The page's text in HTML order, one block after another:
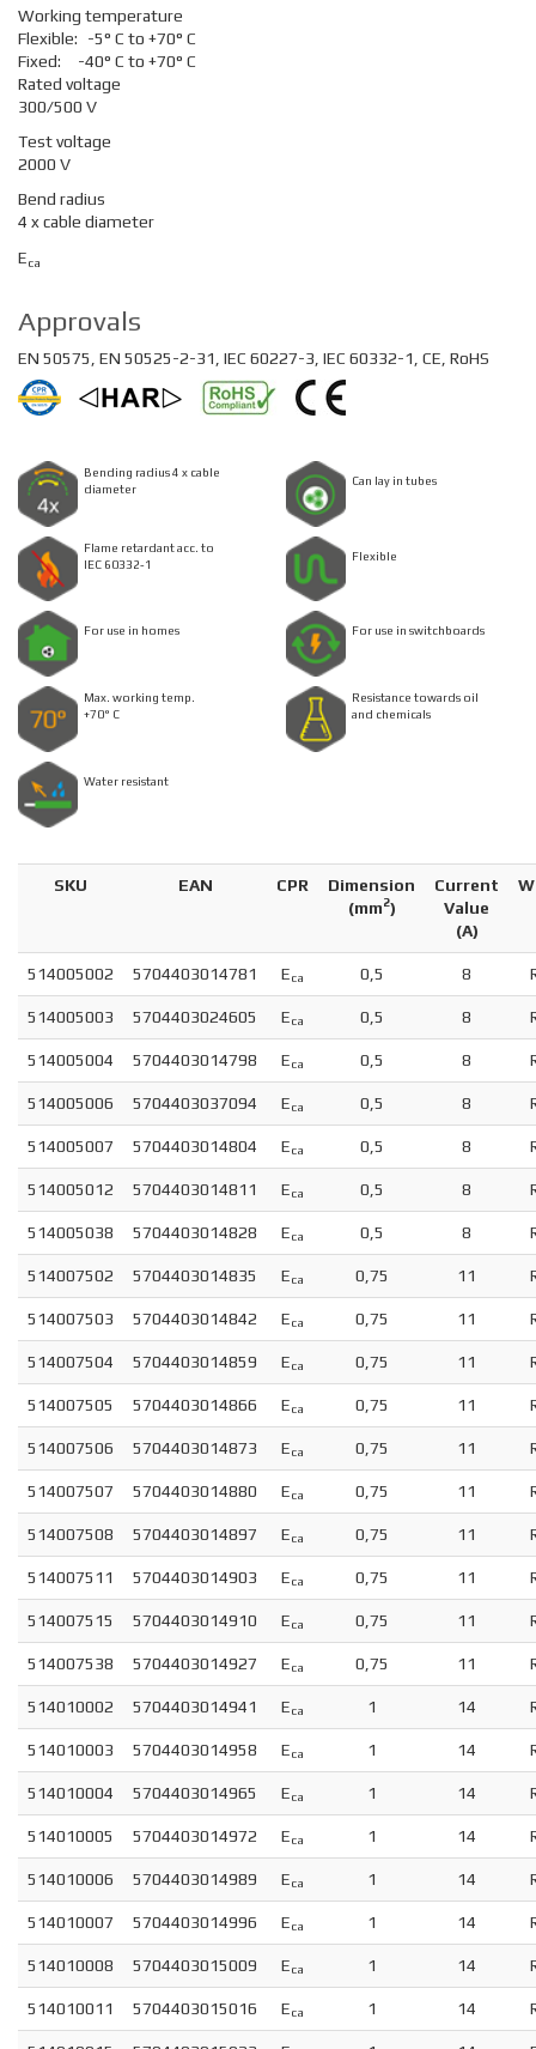
Working temperature
Flexible:
-5° C to +70° C
Fixed:
-40° C to +70° C
Rated voltage
300/500 V
Test voltage
2000 V
Bend radius
4 x cable diameter
Eca
Approvals
EN 50575, EN 50525-2-31, IEC 60227-3, IEC 60332-1, CE, RoHS
Bending radius 4 x cable
diameter
Can lay in tubes
Flame retardant acc. to
IEC 60332-1
Flexible
For use in homes For use in switchboards
Max. working temp.
+70° C
Resistance towards oil
and chemicals
Water resistant
SKU EAN CPR
Dimension
(mm2)
Current
Value
(A)
514005002 5704403014781 Eca 0,5 8
514005003 5704403024605 Eca 0,5 8
514005004 5704403014798 Eca 0,5 8
514005006 5704403037094 Eca 0,5 8
514005007 5704403014804 Eca 0,5 8
514005012 5704403014811 Eca 0,5 8
514005038 5704403014828 Eca 0,5 8
514007502 5704403014835 Eca 0,75 11
514007503 5704403014842 Eca 0,75 11
514007504 5704403014859 Eca 0,75 11
514007505 5704403014866 Eca 0,75 11
514007506 5704403014873 Eca 0,75 11
514007507 5704403014880 Eca 0,75 11
514007508 5704403014897 Eca 0,75 11
514007511 5704403014903 Eca 0,75 11
514007515 5704403014910 Eca 0,75 11
514007538 5704403014927 Eca 0,75 11
514010002 5704403014941 Eca 1 14
514010003 5704403014958 Eca 1 14
514010004 5704403014965 Eca 1 14
514010005 5704403014972 Eca 1 14
514010006 5704403014989 Eca 1 14
514010007 5704403014996 Eca 1 14
514010008 5704403015009 Eca 1 14
514010011 5704403015016 Eca 1 14